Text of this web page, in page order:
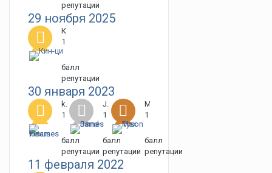
репутации
29 ноября 2025
1
балл
репутации
30 января 2023
kisames flexus
1
балл
репутации
James Bond
1
балл
репутации
1
балл
репутации
11 февраля 2022